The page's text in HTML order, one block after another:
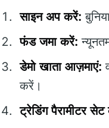
साइन अप करें:
फंड जमा करें:
डेमो खाता आज़माएं:
करें।
ट्रेडिंग पैरामीटर